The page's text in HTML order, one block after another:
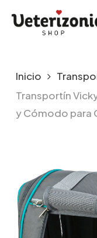
Inicio
Transportín
y Cómodo para